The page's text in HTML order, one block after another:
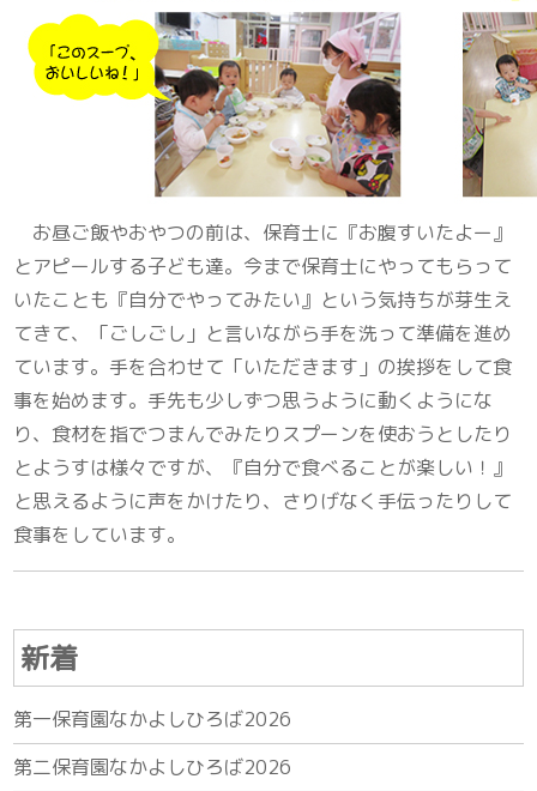
お昼ご飯やおやつの前は、保育士に『お腹すいたよー』
とアピールする子ども達。今まで保育士にやってもらって
いたことも『自分でやってみたい』という気持ちが芽生え
てきて、「ごしごし」と言いながら手を洗って準備を進め
ています。手を合わせて「いただきます」の挨拶をして食
事を始めます。手先も少しずつ思うように動くようにな
り、食材を指でつまんでみたりスプーンを使おうとしたり
とようすは様々ですが、『自分で食べることが楽しい！』
と思えるように声をかけたり、さりげなく手伝ったりして
食事をしています。
新着
第一保育園なかよしひろば2026
第二保育園なかよしひろば2026